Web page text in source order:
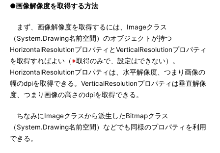
●画像解像度を取得する方法
まず、画像解像度を取得するには、Imageクラス
（System.Drawing名前空間）のオブジェクトが持つ
HorizontalResolutionプロパティとVerticalResolutionプロパティ
を取得すればよい（※取得のみで、設定はできない）。
HorizontalResolutionプロパティは、水平解像度、つまり画像の
幅のdpiを取得できる。VerticalResolutionプロパティは垂直解像
度、つまり画像の高さのdpiを取得できる。
ちなみにImageクラスから派生したBitmapクラス
（System.Drawing名前空間）などでも同様のプロパティを利用
できる。